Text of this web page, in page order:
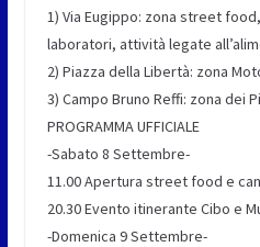
1) Via Eugippo: zona street
laboratori, attività legate
2) Piazza della Libertà: zona
3) Campo Bruno Reffi: zona dei
PROGRAMMA UFFICIALE
-Sabato 8 Settembre-
11.00 Apertura street food e
20.30 Evento itinerante Cibo e
-Domenica 9 Settembre-